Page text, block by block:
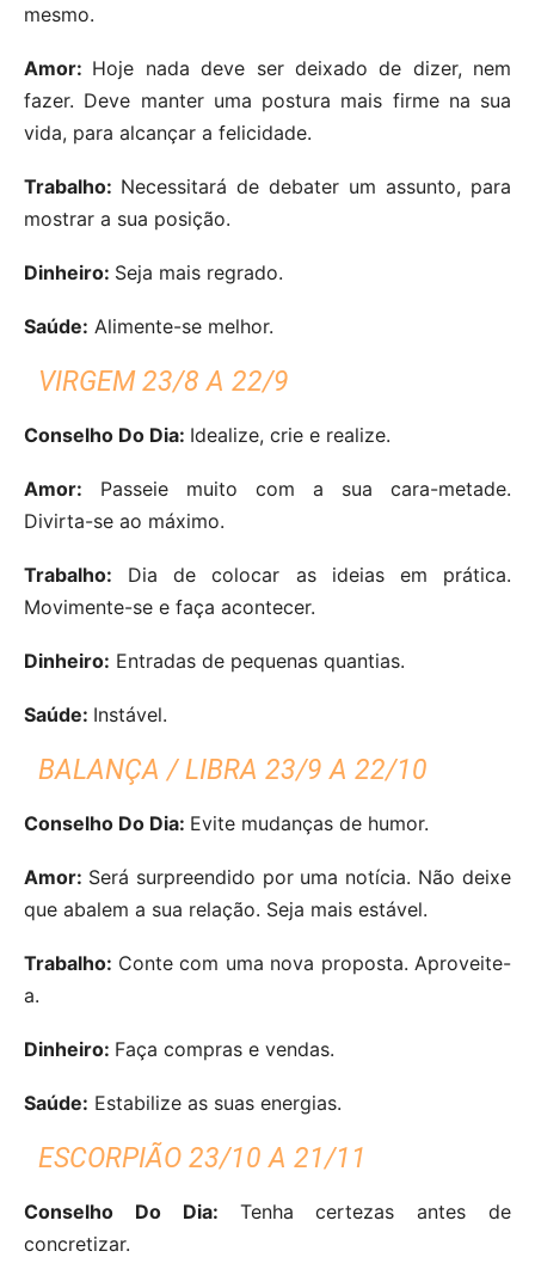
mesmo.
Amor: Hoje nada deve ser deixado de dizer, nem
fazer. Deve manter uma postura mais firme na sua
vida, para alcançar a felicidade.
Trabalho: Necessitará de debater um assunto, para
mostrar a sua posição.
Dinheiro: Seja mais regrado.
Saúde: Alimente-se melhor.
VIRGEM 23/8 A 22/9
Conselho Do Dia: Idealize, crie e realize.
Amor: Passeie muito com a sua cara-metade.
Divirta-se ao máximo.
Trabalho: Dia de colocar as ideias em prática.
Movimente-se e faça acontecer.
Dinheiro: Entradas de pequenas quantias.
Saúde: Instável.
BALANÇA / LIBRA 23/9 A 22/10
Conselho Do Dia: Evite mudanças de humor.
Amor: Será surpreendido por uma notícia. Não deixe
que abalem a sua relação. Seja mais estável.
Trabalho: Conte com uma nova proposta. Aproveite-
a.
Dinheiro: Faça compras e vendas.
Saúde: Estabilize as suas energias.
ESCORPIÃO 23/10 A 21/11
Conselho Do Dia: Tenha certezas antes de
concretizar.